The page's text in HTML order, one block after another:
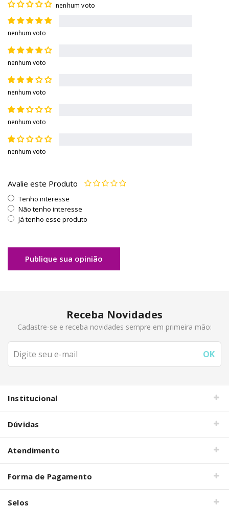
nenhum voto
nenhum voto
nenhum voto
nenhum voto
nenhum voto
nenhum voto
Avalie este Produto
Tenho interesse
Não tenho interesse
Já tenho esse produto
Publique sua opinião
Receba Novidades
Cadastre-se e receba novidades sempre em primeira mão:
Institucional
Dúvidas
Atendimento
Forma de Pagamento
Selos